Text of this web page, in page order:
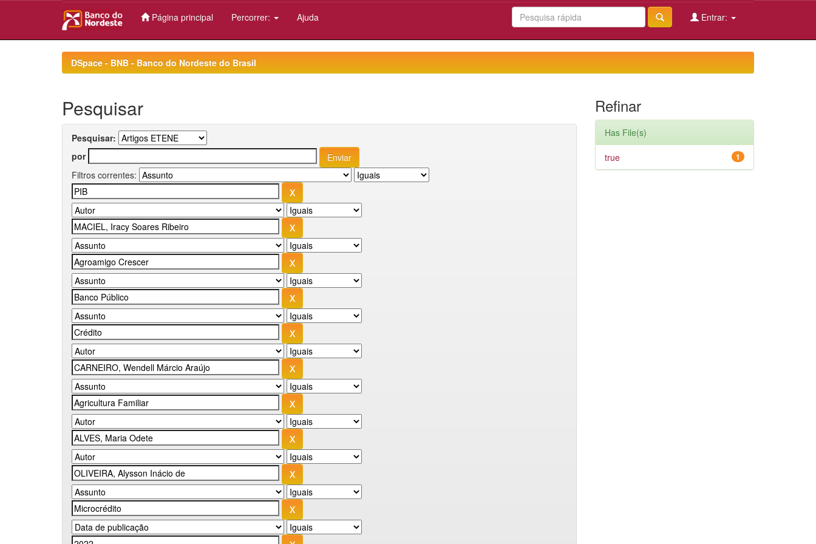
Página principal Percorrer: Ajuda Entrar:
DSpace - BNB - Banco do Nordeste do Brasil
Pesquisar
Pesquisar:
por
Filtros correntes:
Refinar
Has File(s)
1
true